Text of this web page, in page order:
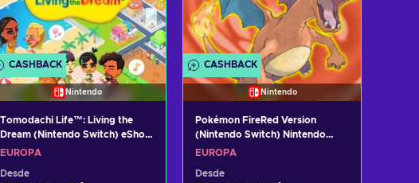
CASHBACK
Nintendo
Tomodachi Life™: Living the
Dream (Nintendo Switch) eShop
Key EUROPE
EUROPA
Desde
CASHBACK
Nintendo
Pokémon FireRed Version
(Nintendo Switch) Nintendo
eShop Key EUROPE
EUROPA
Desde